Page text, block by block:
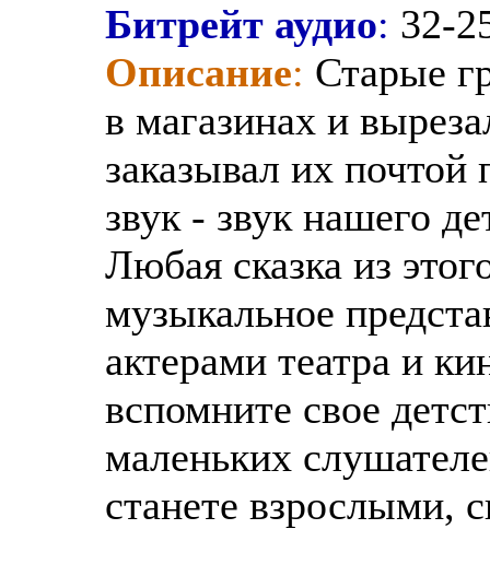
Битрейт аудио: 32-
Описание: Старые
в магазинах и
заказывал их
звук - звук нашего
Любая сказка из
музыкальное
актерами театра и
вспомните свое
маленьких
станете